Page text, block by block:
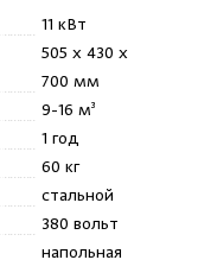
11 кВт
505 x 430 x
700 мм
9-16 м³
1 год
60 кг
стальной
380 вольт
напольная